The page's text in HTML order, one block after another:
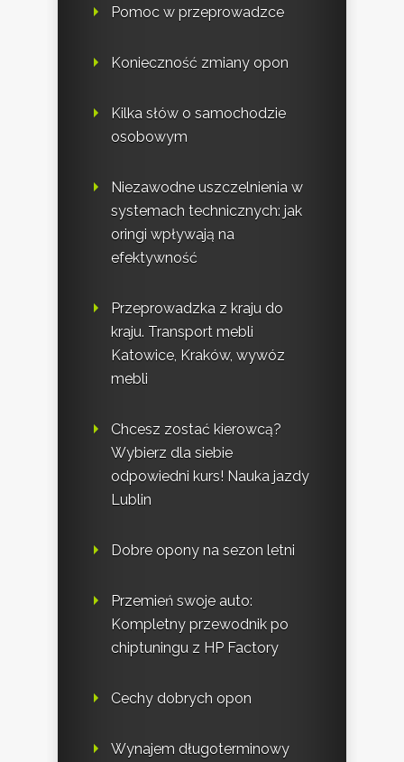
Pomoc w przeprowadzce
Konieczność zmiany opon
Kilka słów o samochodzie
osobowym
Niezawodne uszczelnienia w
systemach technicznych: jak
oringi wpływają na
efektywność
Przeprowadzka z kraju do
kraju. Transport mebli
Katowice, Kraków, wywóz
mebli
Chcesz zostać kierowcą?
Wybierz dla siebie
odpowiedni kurs! Nauka jazdy
Lublin
Dobre opony na sezon letni
Przemień swoje auto:
Kompletny przewodnik po
chiptuningu z HP Factory
Cechy dobrych opon
Wynajem długoterminowy